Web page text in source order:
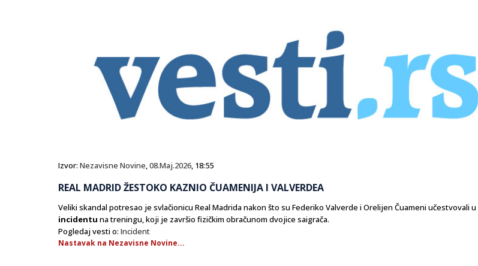
Izvor: Nezavisne Novine,08.Maj.2026, 18:55
REAL MADRID ŽESTOKO KAZNIO ČUAMENIJA I VALVERDEA
Veliki skandal potresao je svlačionicu Real Madrida nakon što su Federiko Valverde i Orelijen Čuameni učestvovali u
incidentu na treningu, koji je završio fizičkim obračunom dvojice saigrača.
Pogledaj vesti o: Incident
Nastavak na Nezavisne Novine...